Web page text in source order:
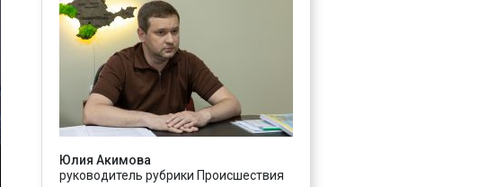
Юлия Акимова
руководитель рубрики Происшествия